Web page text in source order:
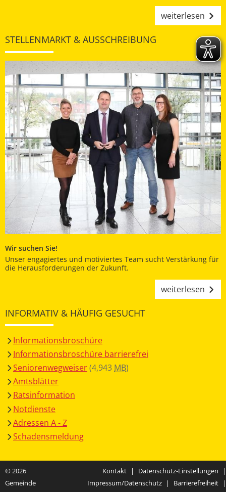
weiterlesen
STELLENMARKT & AUSSCHREIBUNG
Wir suchen Sie!
Unser engagiertes und motiviertes Team sucht Verstärkung für
die Herausforderungen der Zukunft.
weiterlesen
INFORMATIV & HÄUFIG GESUCHT
Informationsbroschüre
Informationsbroschüre barrierefrei
Seniorenwegweiser(4,943 MB)
Amtsblätter
Ratsinformation
Notdienste
Adressen A - Z
Schadensmeldung
© 2026
Gemeinde
Kontakt | Datenschutz-Einstellungen
|
Impressum/Datenschutz
| Barrierefreiheit
|